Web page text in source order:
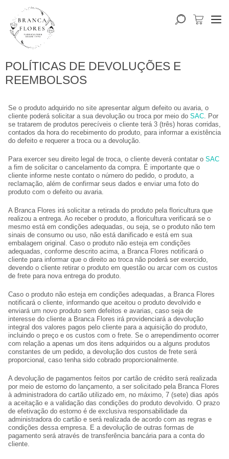
POLÍTICAS DE DEVOLUÇÕES E
REEMBOLSOS
Se o produto adquirido no site apresentar algum defeito ou avaria, o
cliente poderá solicitar a sua devolução ou troca por meio do SAC . Por
se tratarem de produtos perecíveis o cliente terá 3 (três) horas corridas,
contados da hora do recebimento do produto, para informar a existência
do defeito e requerer a troca ou a devolução.
Para exercer seu direito legal de troca, o cliente deverá contatar o SAC
a fim de solicitar o cancelamento da compra. É importante que o
cliente informe neste contato o número do pedido, o produto, a
reclamação, além de confirmar seus dados e enviar uma foto do
produto com o defeito ou avaria.
A Branca Flores irá solicitar a retirada do produto pela floricultura que
realizou a entrega. Ao receber o produto, a floricultura verificará se o
mesmo está em condições adequadas, ou seja, se o produto não tem
sinais de consumo ou uso, não está danificado e está em sua
embalagem original. Caso o produto não esteja em condições
adequadas, conforme descrito acima, a Branca Flores notificará o
cliente para informar que o direito ao troca não poderá ser exercido,
devendo o cliente retirar o produto em questão ou arcar com os custos
de frete para nova entrega do produto.
Caso o produto não esteja em condições adequadas, a Branca Flores
notificará o cliente, informando que aceitou o produto devolvido e
enviará um novo produto sem defeitos e avarias, caso seja de
interesse do cliente a Branca Flores irá providenciará a devolução
integral dos valores pagos pelo cliente para a aquisição do produto,
incluindo o preço e os custos com o frete. Se o arrependimento ocorrer
com relação a apenas um dos itens adquiridos ou a alguns produtos
constantes de um pedido, a devolução dos custos de frete será
proporcional, caso tenha sido cobrado proporcionalmente.
A devolução de pagamentos feitos por cartão de crédito será realizada
por meio de estorno do lançamento, a ser solicitado pela Branca Flores
à administradora do cartão utilizado em, no máximo, 7 (sete) dias após
a aceitação e a validação das condições do produto devolvido. O prazo
de efetivação do estorno é de exclusiva responsabilidade da
administradora do cartão e será realizada de acordo com as regras e
condições dessa empresa. E a devolução de outras formas de
pagamento será através de transferência bancária para a conta do
cliente.